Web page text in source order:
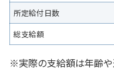
所定給付日数
総支給額
※実際の支給額は年齢